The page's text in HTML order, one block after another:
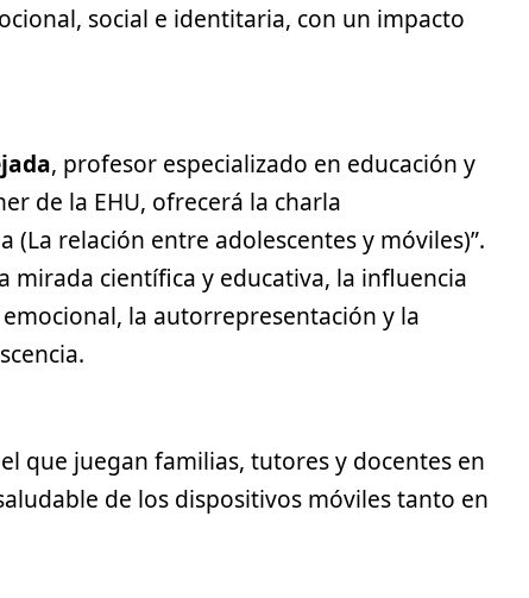
social e identitaria, con un impacto
, profesor especializado en educación y
de la EHU, ofrecerá la charla
relación entre adolescentes y móviles)”.
mirada científica y educativa, la influencia
la autorrepresentación y la
que juegan familias, tutores y docentes en
de los dispositivos móviles tanto en